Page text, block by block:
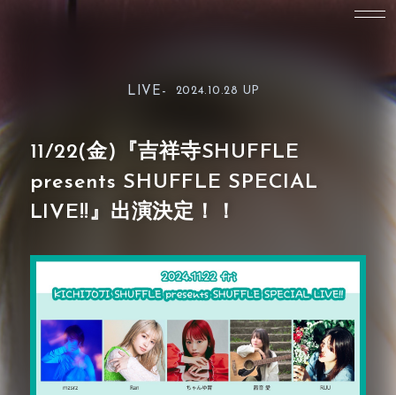
LIVE- 2024.10.28 UP
11/22(金)『吉祥寺SHUFFLE
presents SHUFFLE SPECIAL
LIVE!!』出演決定！！